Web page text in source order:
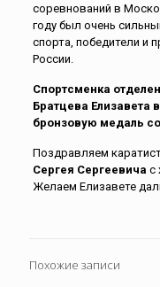
соревнований в
году был очень
спорта, победители и
России.
Спортсменка
Братцева Елизавета
бронзовую медаль
Поздравляем
Сергея Сергеевича с
Желаем Елизавете
Похожие записи